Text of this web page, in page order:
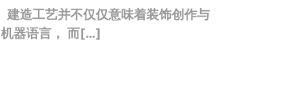
建造工艺并不仅仅意味着装饰创作与
机器语言， 而[…]